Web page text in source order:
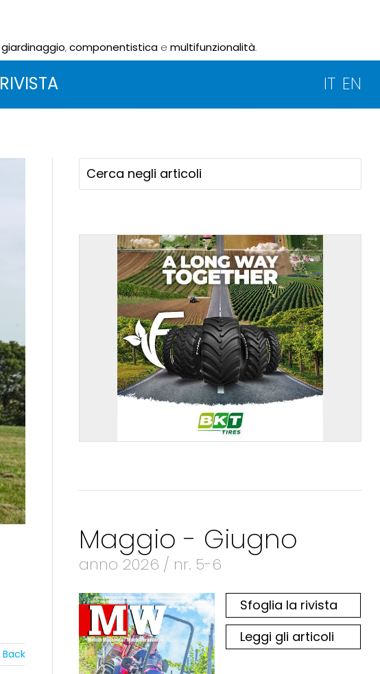
giardinaggio,componentisticae multifunzionalità.
RIVISTA IT EN
Back
Maggio - Giugno
anno 2026 / nr. 5-6
Sfoglia la rivista
Leggi gli articoli